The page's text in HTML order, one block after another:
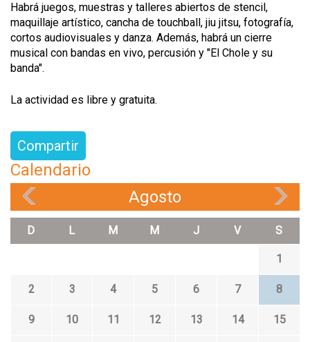
Habrá juegos, muestras y talleres abiertos de stencil,
maquillaje artístico, cancha de touchball, jiu jitsu, fotografía,
cortos audiovisuales y danza. Además, habrá un cierre
musical con bandas en vivo, percusión y "El Chole y su
banda".
La actividad es libre y gratuita.
Compartir
Calendario
Agosto
D L M M J V S
1
2 3 4 5 6 7 8
9 10 11 12 13 14 15